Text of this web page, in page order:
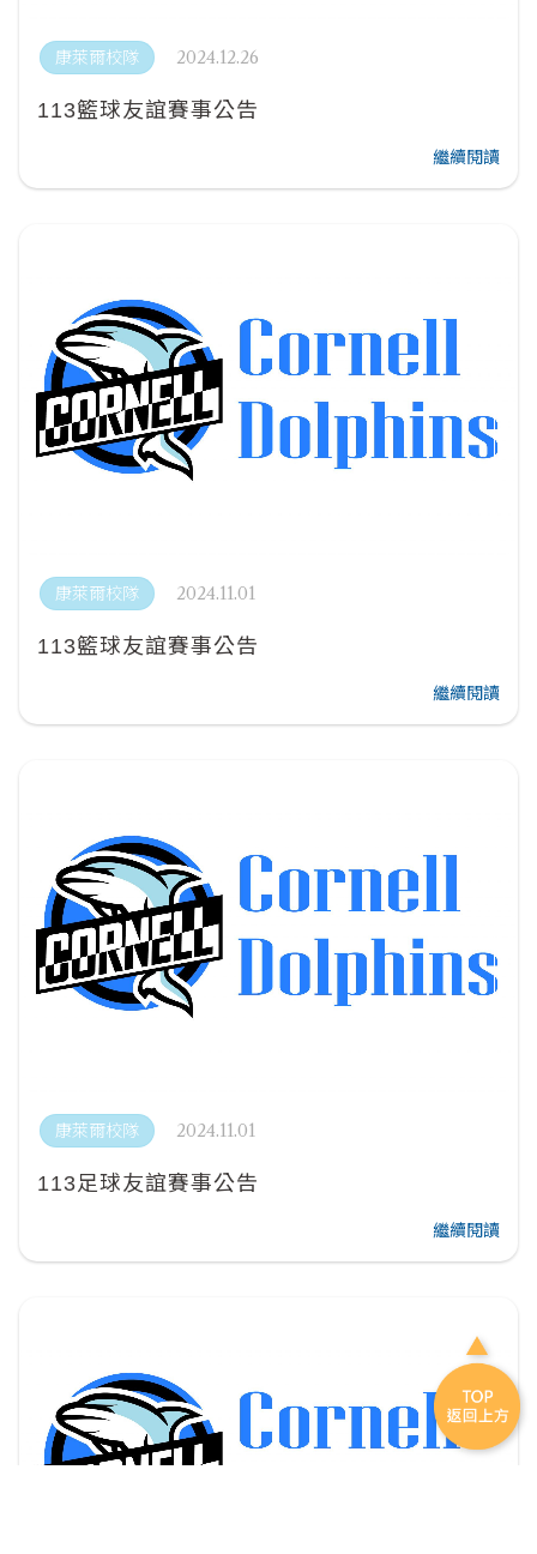
康萊爾校隊 2024.12.26
113籃球友誼賽事公告
繼續閱讀
康萊爾校隊 2024.11.01
113籃球友誼賽事公告
繼續閱讀
康萊爾校隊 2024.11.01
113足球友誼賽事公告
繼續閱讀